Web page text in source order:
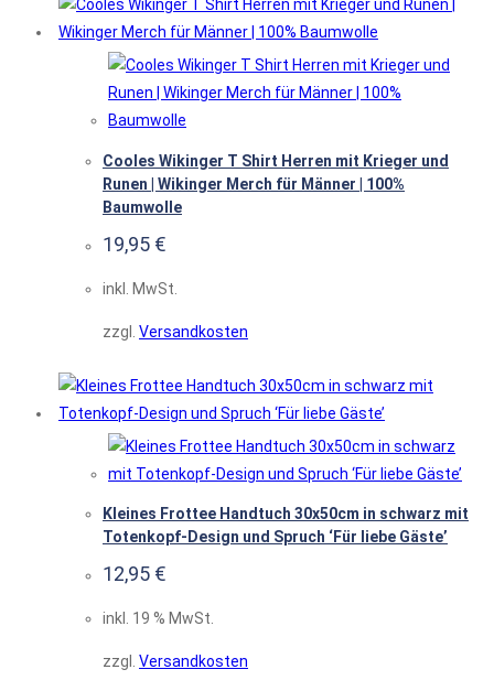
Cooles Wikinger T Shirt Herren mit Krieger und
Runen | Wikinger Merch für Männer | 100%
Baumwolle
19,95 €
inkl. MwSt.
zzgl. Versandkosten
Kleines Frottee Handtuch 30x50cm in schwarz mit
Totenkopf-Design und Spruch ‘Für liebe Gäste’
12,95 €
inkl. 19 % MwSt.
zzgl. Versandkosten